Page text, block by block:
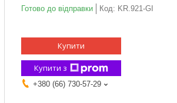
Готово до відправки Код: KR.921-GI
Купити
Купити з
+380 (66) 730-57-29